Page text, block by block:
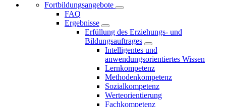
Fortbildungsangebote
FAQ
Ergebnisse
Erfüllung des Erziehungs- und
Bildungsauftrages
Intelligentes und
anwendungsorientiertes Wissen
Lernkompetenz
Methodenkompetenz
Sozialkompetenz
Werteorientierung
Fachkompetenz